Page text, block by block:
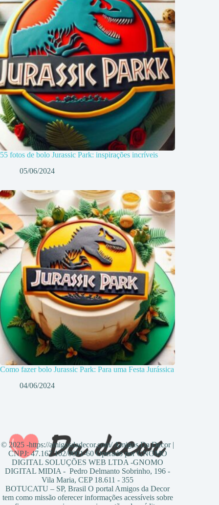
55 fotos de bolo Jurassic Park: inspirações incríveis
05/06/2024
Como fazer bolo Jurassic Park: Para uma Festa Jurássica
04/06/2024
© 2025 -https://amigosdadecor.com/ Amigos Da Decor |
CNPJ: 47.167.102/0001-60 Operado por GNOMO
DIGITAL SOLUÇÕES WEB LTDA -GNOMO
DIGITAL MIDIA - Pedro Delmanto Sobrinho, 196 -
Vila Maria, CEP 18.611 - 355
BOTUCATU – SP, Brasil O portal Amigos da Decor
tem como missão oferecer informações acessíveis sobre